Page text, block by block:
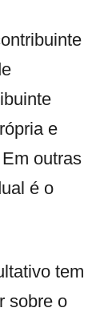
e
outras
é o
tem
sobre o